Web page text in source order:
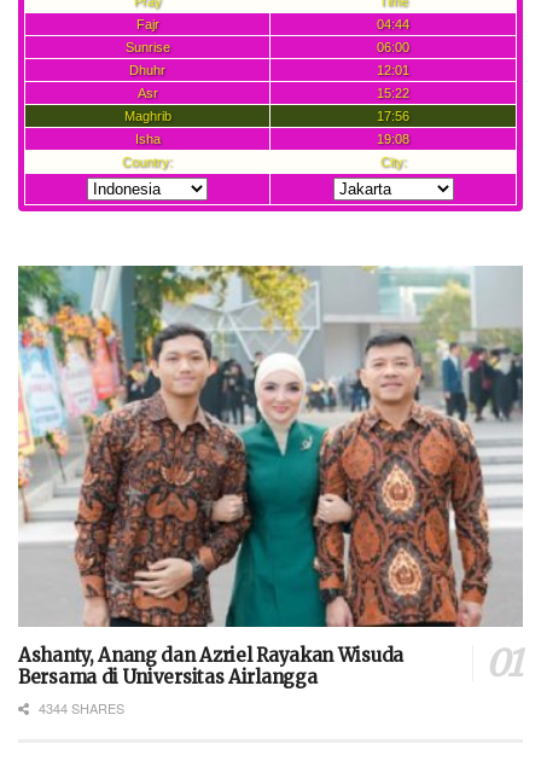
Ashanty, Anang dan Azriel Rayakan Wisuda
Bersama di Universitas Airlangga
4344 SHARES